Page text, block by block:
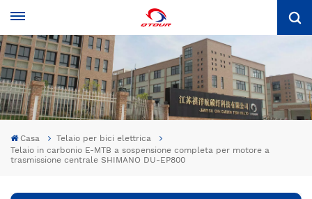
Casa
Telaio per bici elettrica
Telaio in carbonio E-MTB a sospensione completa per motore a
trasmissione centrale SHIMANO DU-EP800